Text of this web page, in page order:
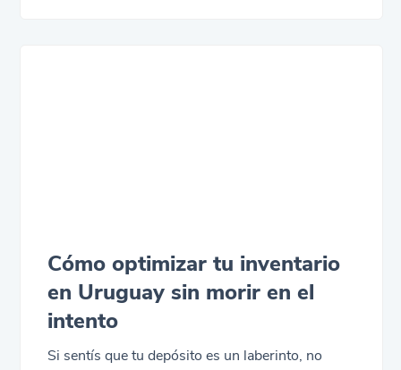
Cómo optimizar tu inventario
en Uruguay sin morir en el
intento
Si sentís que tu depósito es un laberinto, no